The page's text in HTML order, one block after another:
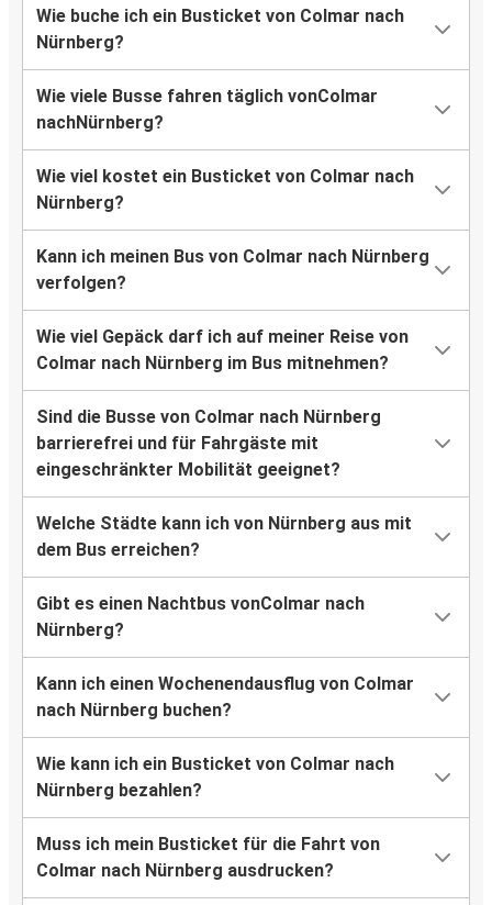
Wie buche ich ein Busticket von Colmar nach
Nürnberg?
Wie viele Busse fahren täglich vonColmar
nachNürnberg?
Wie viel kostet ein Busticket von Colmar nach
Nürnberg?
Kann ich meinen Bus von Colmar nach Nürnberg
verfolgen?
Wie viel Gepäck darf ich auf meiner Reise von
Colmar nach Nürnberg im Bus mitnehmen?
Sind die Busse von Colmar nach Nürnberg
barrierefrei und für Fahrgäste mit
eingeschränkter Mobilität geeignet?
Welche Städte kann ich von Nürnberg aus mit
dem Bus erreichen?
Gibt es einen Nachtbus vonColmar nach
Nürnberg?
Kann ich einen Wochenendausflug von Colmar
nach Nürnberg buchen?
Wie kann ich ein Busticket von Colmar nach
Nürnberg bezahlen?
Muss ich mein Busticket für die Fahrt von
Colmar nach Nürnberg ausdrucken?